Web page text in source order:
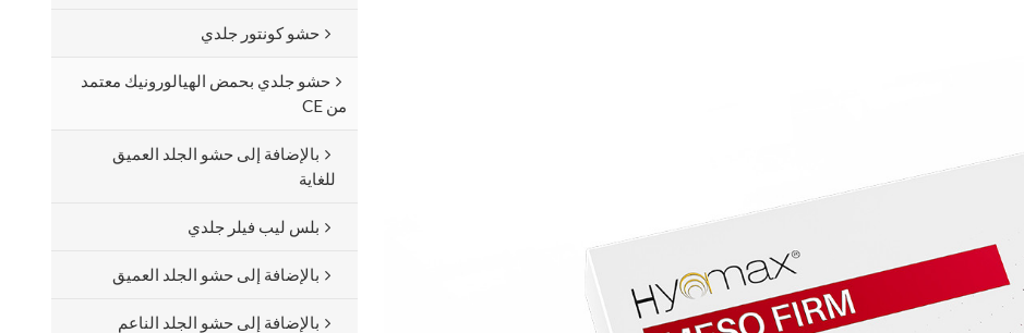
حشو كونتور جلدي
حشو جلدي بحمض الهيالورونيك معتمد
من CE
بالإضافة إلى حشو الجلد العميق
للغاية
بلس ليب فيلر جلدي
بالإضافة إلى حشو الجلد العميق
بالإضافة إلى حشو الجلد الناعم